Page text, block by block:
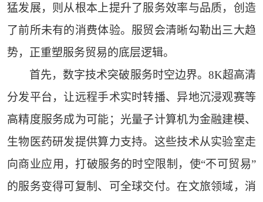
猛发展，则从根本上提升了服务效率与品质，创造
了前所未有的消费体验。服贸会清晰勾勒出三大趋
势，正重塑服务贸易的底层逻辑。
首先，数字技术突破服务时空边界。8K超高清
分发平台，让远程手术实时转播、异地沉浸观赛等
高精度服务成为可能；光量子计算机为金融建模、
生物医药研发提供算力支持。这些技术从实验室走
向商业应用，打破服务的时空限制，使“不可贸易”
的服务变得可复制、可全球交付。在文旅领域，消